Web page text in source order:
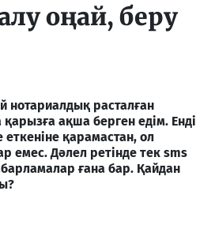
оңай, беру
нотариалдық расталған
қарызға ақша берген едім. Енді
қарамастан, ол
емес. Дәлел ретінде тек sms
ғана бар. Қайдан